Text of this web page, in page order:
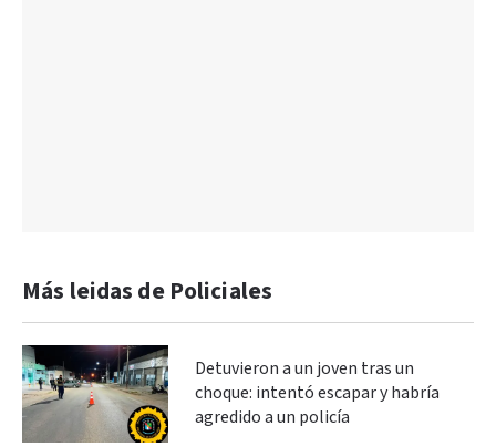
Más leidas de Policiales
Detuvieron a un joven tras un
choque: intentó escapar y habría
agredido a un policía